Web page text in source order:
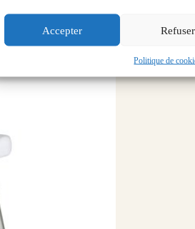
Accepter Refuser
Politique de